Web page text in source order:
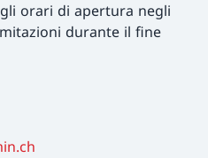
orari di apertura negli
durante il fine